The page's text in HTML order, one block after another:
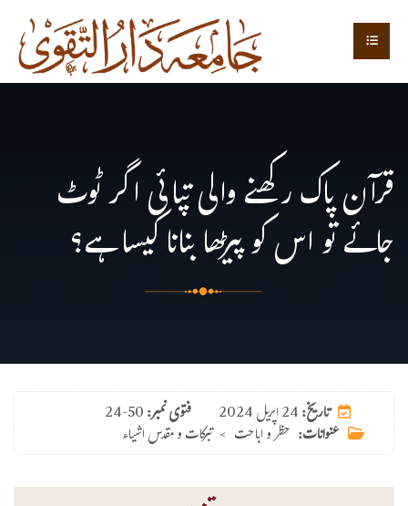
قرآن پاک رکھنے والی تپائی اگر ٹوٹ
جائے تو اس کو پیڑھا بنانا کیسا ہے؟
فتوی نمبر:24-50 تاریخ:24 اپریل 2024
عنوانات: حظر و اباحت > تبرکات و مقدس اشیاء